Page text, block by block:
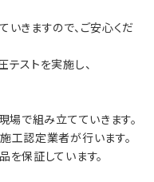
きますので、ご安心くだ
ストを実施し、
場で組み立てていきます。
工認定業者が行います。
保証しています。